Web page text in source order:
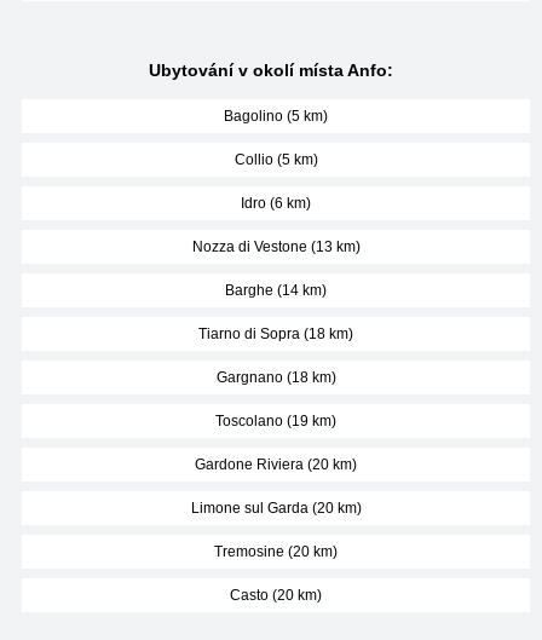
Ubytování v okolí místa Anfo:
Bagolino (5 km)
Collio (5 km)
Idro (6 km)
Nozza di Vestone (13 km)
Barghe (14 km)
Tiarno di Sopra (18 km)
Gargnano (18 km)
Toscolano (19 km)
Gardone Riviera (20 km)
Limone sul Garda (20 km)
Tremosine (20 km)
Casto (20 km)